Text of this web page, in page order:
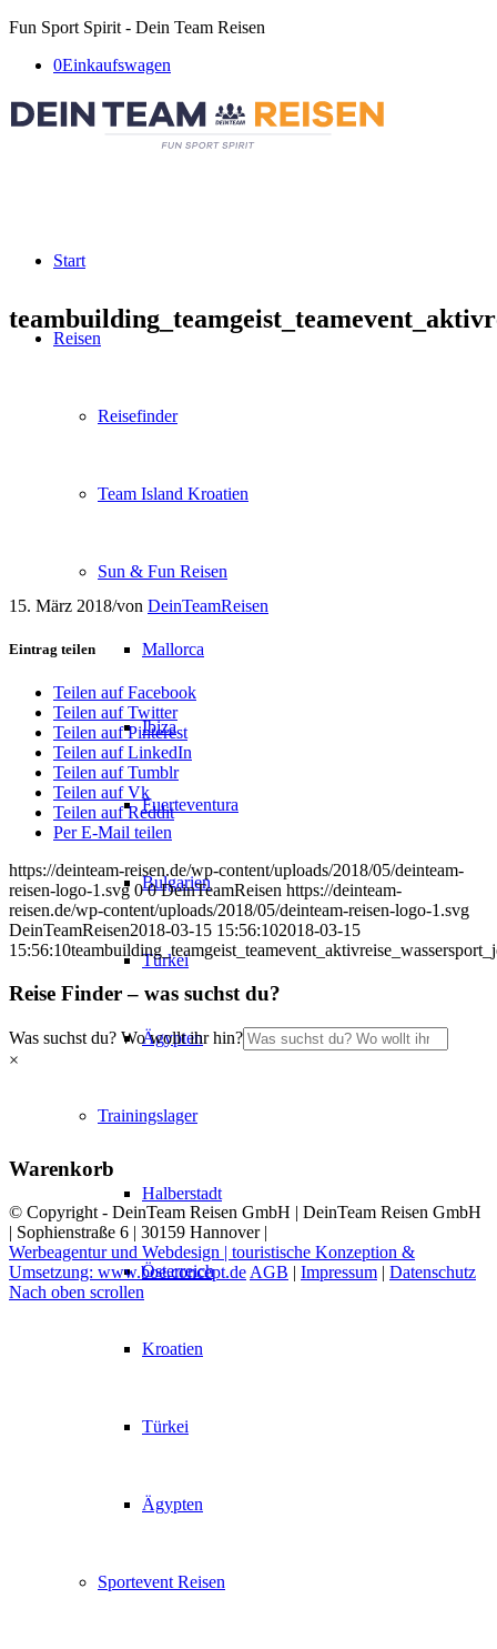
Fun Sport Spirit - Dein Team Reisen
0Einkaufswagen
Start
Reisen
Reisefinder
Team Island Kroatien
Sun & Fun Reisen
Mallorca
Ibiza
Fuerteventura
Bulgarien
Türkei
Ägypten
Trainingslager
Halberstadt
Österreich
Kroatien
Türkei
Ägypten
Sportevent Reisen
15. März 2018/von DeinTeamReisen
Eintrag teilen
Teilen auf Facebook
Teilen auf Twitter
Teilen auf Pinterest
Teilen auf LinkedIn
Teilen auf Tumblr
Teilen auf Vk
Teilen auf Reddit
Per E-Mail teilen
https://deinteam-reisen.de/wp-content/uploads/2018/05/deinteam-
reisen-logo-1.svg 0 0 DeinTeamReisen https://deinteam-
reisen.de/wp-content/uploads/2018/05/deinteam-reisen-logo-1.svg
DeinTeamReisen2018-03-15 15:56:102018-03-15
15:56:10
Reise Finder – was suchst du?
Was suchst du? Wo wollt ihr hin?
×
Warenkorb
© Copyright - DeinTeam Reisen GmbH | DeinTeam Reisen GmbH
| Sophienstraße 6 | 30159 Hannover |
Werbeagentur und Webdesign | touristische Konzeption &
Umsetzung: www.boe.concept.de AGB | Impressum | Datenschutz
Nach oben scrollen